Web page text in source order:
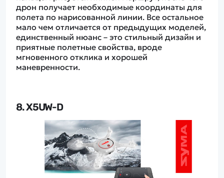
дрон получает необходимые координаты для
полета по нарисованной линии. Все остальное
мало чем отличается от предыдущих моделей,
единственный нюанс – это стильный дизайн и
приятные полетные свойства, вроде
мгновенного отклика и хорошей
маневренности.
8. X5UW-D